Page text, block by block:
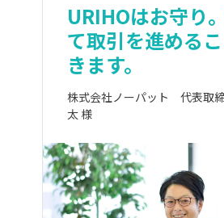
URIHOはお守り
て取引を進める
きます。
株式会社ノーパット 代表取
太 様